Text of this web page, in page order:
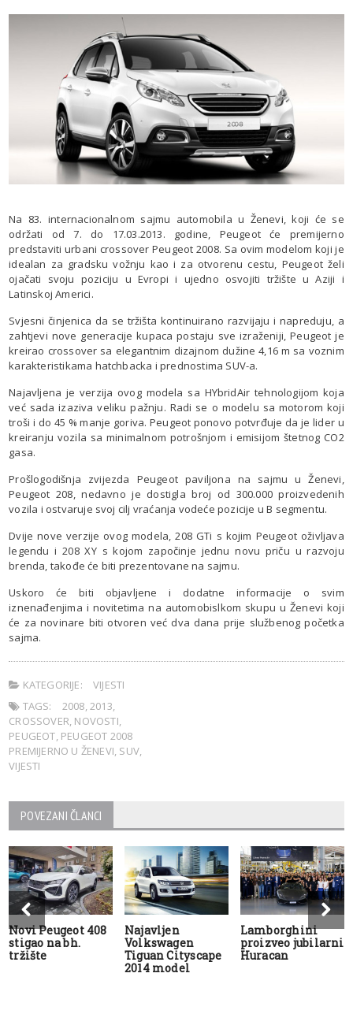
Na 83. internacionalnom sajmu automobila u Ženevi, koji će se
održati od 7. do 17.03.2013. godine, Peugeot će premijerno
predstaviti urbani crossover Peugeot 2008. Sa ovim modelom koji je
idealan za gradsku vožnju kao i za otvorenu cestu, Peugeot želi
ojačati svoju poziciju u Evropi i ujedno osvojiti tržište u Aziji i
Latinskoj Americi.
Svjesni činjenica da se tržišta kontinuirano razvijaju i napreduju, a
zahtjevi nove generacije kupaca postaju sve izraženiji, Peugeot je
kreirao crossover sa elegantnim dizajnom dužine 4,16 m sa voznim
karakteristikama hatchbacka i prednostima SUV-a.
Najavljena je verzija ovog modela sa HYbridAir tehnologijom koja
već sada izaziva veliku pažnju. Radi se o modelu sa motorom koji
troši i do 45 % manje goriva. Peugeot ponovo potvrđuje da je lider u
kreiranju vozila sa minimalnom potrošnjom i emisijom štetnog CO2
gasa.
Prošlogodišnja zvijezda Peugeot paviljona na sajmu u Ženevi,
Peugeot 208, nedavno je dostigla broj od 300.000 proizvedenih
vozila i ostvaruje svoj cilj vraćanja vodeće pozicije u B segmentu.
Dvije nove verzije ovog modela, 208 GTi s kojim Peugeot oživljava
legendu i 208 XY s kojom započinje jednu novu priču u razvoju
brenda, takođe će biti prezentovane na sajmu.
Uskoro će biti objavljene i dodatne informacije o svim
iznenađenjima i novitetima na automobislkom skupu u Ženevi koji
će za novinare biti otvoren već dva dana prije službenog početka
sajma.
KATEGORIJE:
VIJESTI
TAGS:
2008,2013,
CROSSOVER, NOVOSTI,
PEUGEOT, PEUGEOT 2008
PREMIJERNO U ŽENEVI, SUV,
VIJESTI
POVEZANI ČLANCI
Novi Peugeot 408
stigao na bh.
tržište
Najavljen
Volkswagen
Tiguan Cityscape
2014 model
Lamborghini
proizveo jubilarni
Huracan